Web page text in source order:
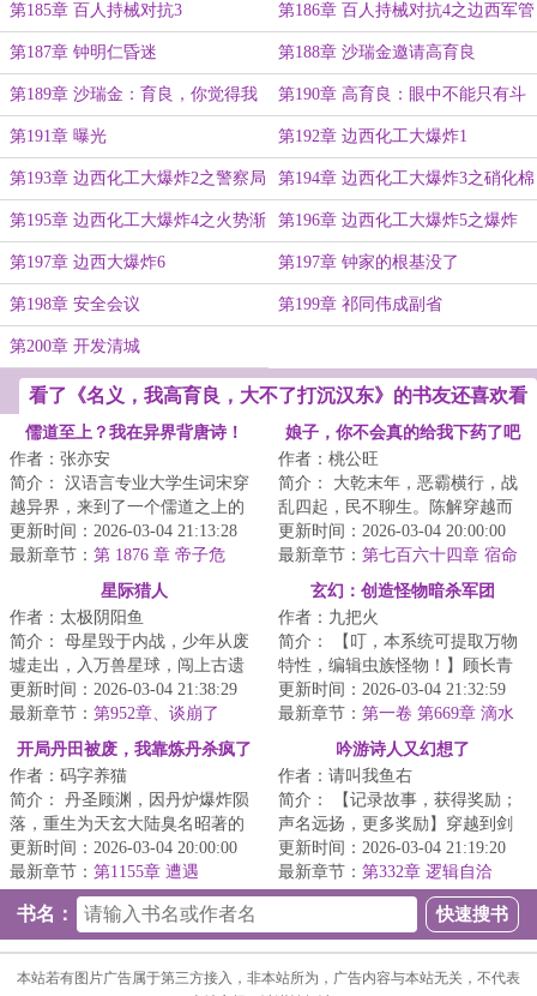
第185章 百人持械对抗3 第186章 百人持械对抗4之边西军管
第187章 钟明仁昏迷 第188章 沙瑞金邀请高育良
第189章 沙瑞金：育良，你觉得我
怎么样？
第190章 高育良：眼中不能只有斗
争啊！沙书记
第191章 曝光 第192章 边西化工大爆炸1
第193章 边西化工大爆炸2之警察局
局长被吓死
第194章 边西化工大爆炸3之硝化棉
自燃
第195章 边西化工大爆炸4之火势渐
大
第196章 边西化工大爆炸5之爆炸
第197章 边西大爆炸6 第197章 钟家的根基没了
第198章 安全会议 第199章 祁同伟成副省
第200章 开发清城
看了《名义，我高育良，大不了打沉汉东》的书友还喜欢看
儒道至上？我在异界背唐诗！
作者：张亦安
简介： 汉语言专业大学生词宋穿
越异界，来到了一个儒道之上的
奇特世界，在这里，只有文人才
能掌控...
更新时间：2026-03-04 21:13:28
最新章节： 第 1876 章 帝子危
娘子，你不会真的给我下药了吧
作者：桃公旺
简介： 大乾末年，恶霸横行，战
乱四起，民不聊生。陈解穿越而
来，发现自己竟然是个嗜酒的烂
赌鬼，...
更新时间：2026-03-04 20:00:00
最新章节： 第七百六十四章 宿命
星际猎人
作者：太极阴阳鱼
简介： 母星毁于内战，少年从废
墟走出，入万兽星球，闯上古遗
弃之地，盗药都仙缘，窃未来文
明科技...
更新时间：2026-03-04 21:38:29
最新章节： 第952章、谈崩了
玄幻：创造怪物暗杀军团
作者：九把火
简介： 【叮，本系统可提取万物
特性，编辑虫族怪物！】顾长青
穿越玄幻世界，意外激活虫族编
辑系统...
更新时间：2026-03-04 21:32:59
最新章节： 第一卷 第669章 滴水
开局丹田被废，我靠炼丹杀疯了
作者：码字养猫
简介： 丹圣顾渊，因丹炉爆炸陨
落，重生为天玄大陆臭名昭著的
纨绔少爷。丹田被废，家族倾
颓，强敌...
更新时间：2026-03-04 20:00:00
最新章节： 第1155章 遭遇
吟游诗人又幻想了
作者：请叫我鱼右
简介： 【记录故事，获得奖励；
声名远扬，更多奖励】穿越到剑
与魔法世界的唐奇，发现只要在
【日志...
更新时间：2026-03-04 21:19:20
最新章节： 第332章 逻辑自洽
（4k）
书名：
本站若有图片广告属于第三方接入，非本站所为，广告内容与本站无关，不代表